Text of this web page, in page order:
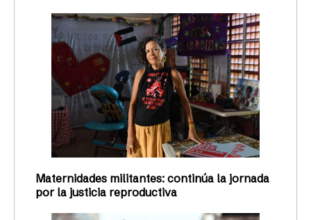
Maternidades militantes: continúa la jornada
por la justicia reproductiva